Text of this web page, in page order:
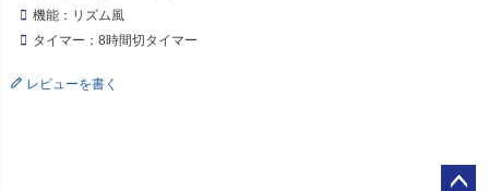
機能：リズム風
タイマー：8時間切タイマー
レビューを書く